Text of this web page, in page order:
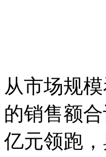
从市场规
的销售额
亿元领跑